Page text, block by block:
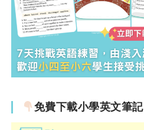
免費下載小學英文筆記